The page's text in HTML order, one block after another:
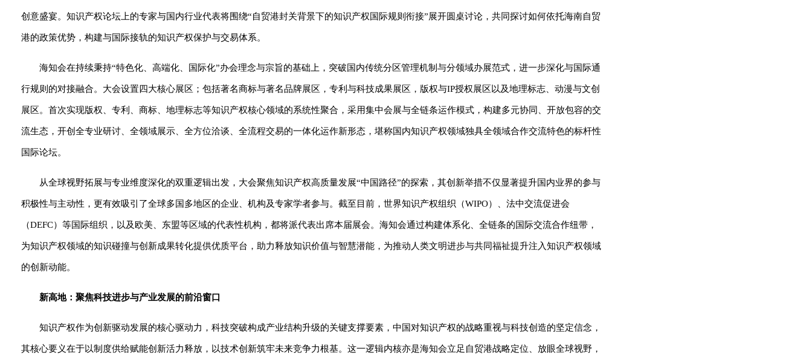
创意盛宴。知识产权论坛上的专家与国内行业代表将围绕“自贸港封关背景下的知识产权国际规则衔接”展开圆桌讨论，共同探讨如何依托海南自贸
港的政策优势，构建与国际接轨的知识产权保护与交易体系。
海知会在持续秉持“特色化、高端化、国际化”办会理念与宗旨的基础上，突破国内传统分区管理机制与分领域办展范式，进一步深化与国际通
行规则的对接融合。大会设置四大核心展区；包括著名商标与著名品牌展区，专利与科技成果展区，版权与IP授权展区以及地理标志、动漫与文创
展区。首次实现版权、专利、商标、地理标志等知识产权核心领域的系统性聚合，采用集中会展与全链条运作模式，构建多元协同、开放包容的交
流生态，开创全专业研讨、全领域展示、全方位洽谈、全流程交易的一体化运作新形态，堪称国内知识产权领域独具全领域合作交流特色的标杆性
国际论坛。
从全球视野拓展与专业维度深化的双重逻辑出发，大会聚焦知识产权高质量发展“中国路径”的探索，其创新举措不仅显著提升国内业界的参与
积极性与主动性，更有效吸引了全球多国多地区的企业、机构及专家学者参与。截至目前，世界知识产权组织（WIPO）、法中交流促进会
（DEFC）等国际组织，以及欧美、东盟等区域的代表性机构，都将派代表出席本届展会。海知会通过构建体系化、全链条的国际交流合作纽带，
为知识产权领域的知识碰撞与创新成果转化提供优质平台，助力释放知识价值与智慧潜能，为推动人类文明进步与共同福祉提升注入知识产权领域
的创新动能。
新高地：聚焦科技进步与产业发展的前沿窗口
知识产权作为创新驱动发展的核心驱动力，科技突破构成产业结构升级的关键支撑要素，中国对知识产权的战略重视与科技创造的坚定信念，
其核心要义在于以制度供给赋能创新活力释放，以技术创新筑牢未来竞争力根基。这一逻辑内核亦是海知会立足自贸港战略定位、放眼全球视野，